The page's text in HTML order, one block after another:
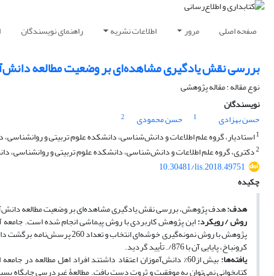
صفحه اصلی مرور اطلاعات نشریه راهنمای نویسندگان
بررسی نقش یادگیری مشاهده‌ای بر وضعیت مطالعه
نوع مقاله : مقاله پژوهشی
نویسندگان
حسن بهزادی
1 حسن محمودی
2
1استادیار، گروه علم اطلاعات و دانش‌شناسی، دانشکده علوم تربیتی و
2دکتری، گروه علم اطلاعات و دانش‌شناسی، دانشکده علوم تربیتی و روانشناسی،
10.30481/lis.2018.49751
چکیده
هدف:هدف پژوهش، بررسی نقش یادگیری مشاهده‌ای بر وضعیت مطالعه
روش‌ / رویکرد:این پژوهش کاربردی با روش پیماشی انجام شده است.
پژوهش با روش نمونه‌گیری
کرونباخ، پایایی آن با 876/. تأیید گردید.
یافته‌ها: بیش از60% دانش‌آموزان اعتقاد داشتند افراد اهل مطالعه